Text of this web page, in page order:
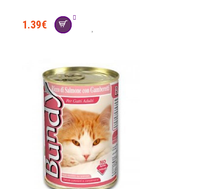
1.39€